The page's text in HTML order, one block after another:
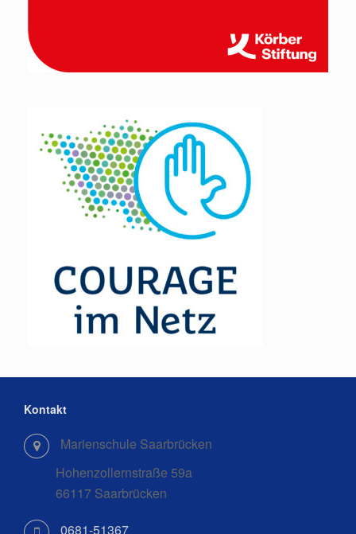
Kontakt
Marienschule Saarbrücken
Hohenzollernstraße 59a
66117 Saarbrücken
0681-51367